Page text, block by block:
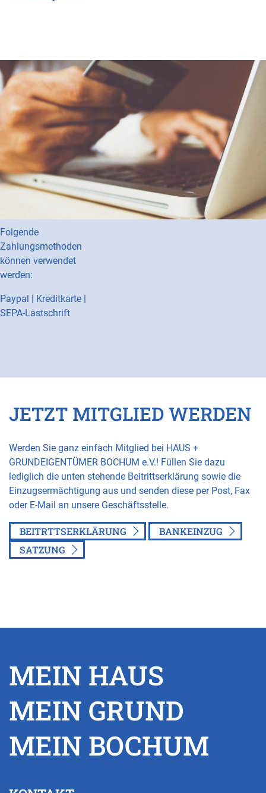
Zahlungsarten
im Onlineshop
Haus +
Grundeigentümer
Bochum e.V. akzeptiert
eine Vielzahl von
Folgende
Zahlungsmethoden
können verwendet
werden:
Paypal | Kreditkarte |
SEPA-Lastschrift
JETZT MITGLIED WERDEN
Werden Sie ganz einfach Mitglied bei HAUS +
GRUNDEIGENTÜMER BOCHUM e.V.! Füllen Sie dazu
lediglich die unten stehende Beitrittserklärung sowie die
Einzugsermächtigung aus und senden diese per Post, Fax
oder E-Mail an unsere Geschäftsstelle.
BEITRTTSERKLÄRUNG
BANKEINZUG
SATZUNG
MEIN HAUS
MEIN GRUND
MEIN BOCHUM